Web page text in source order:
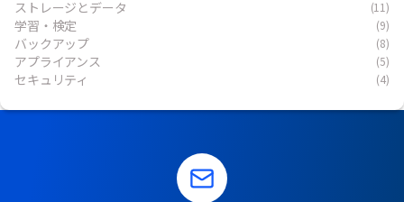
ストレージとデータ (11)
学習・検定 (9)
バックアップ (8)
アプライアンス (5)
セキュリティ (4)